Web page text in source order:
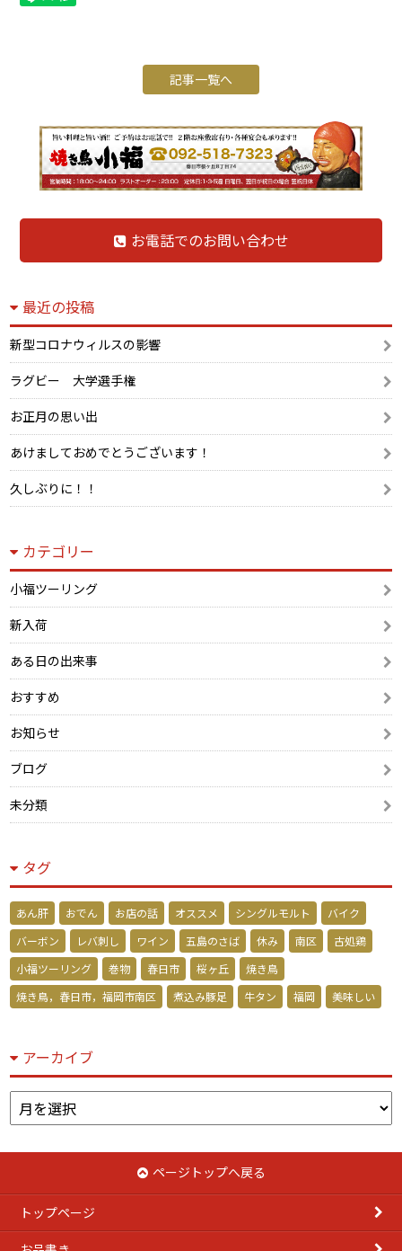
記事一覧へ
お電話でのお問い合わせ
最近の投稿
新型コロナウィルスの影響
ラグビー 大学選手権
お正月の思い出
あけましておめでとうございます！
久しぶりに！！
カテゴリー
小福ツーリング
新入荷
ある日の出来事
おすすめ
お知らせ
ブログ
未分類
タグ
あん肝 おでん お店の話 オススメ シングルモルト
バイク
バーボン
レバ刺し ワイン 五島のさば 休み 南区
古処鶏
小福ツーリング
巻物 春日市 桜ヶ丘
焼き鳥
焼き鳥，春日市，福岡市南区
煮込み豚足 牛タン 福岡 美味しい
アーカイブ
ア
ー
ブ
ページトップへ戻る
トップページ